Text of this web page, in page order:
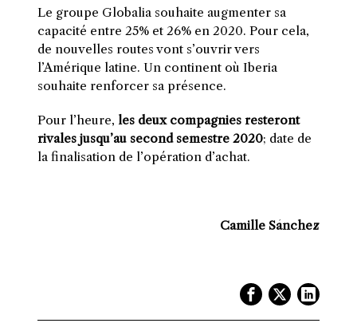
Le groupe Globalia souhaite augmenter sa
capacité entre 25% et 26% en 2020. Pour cela,
de nouvelles routes vont s’ouvrir vers
l’Amérique latine. Un continent où Iberia
souhaite renforcer sa présence.
Pour l’heure, les deux compagnies resteront
rivales jusqu’au second semestre 2020; date de
la finalisation de l’opération d’achat.
Camille Sánchez